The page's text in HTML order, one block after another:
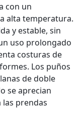
con un
alta temperatura.
y estable, sin
uso prolongado
costuras de
Los puños
de doble
se aprecian
prendas